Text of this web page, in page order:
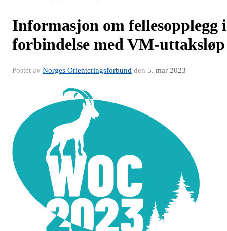
Informasjon om fellesopplegg i
forbindelse med VM-uttaksløp
Postet av Norges Orienteringsforbund den 5. mar 2023